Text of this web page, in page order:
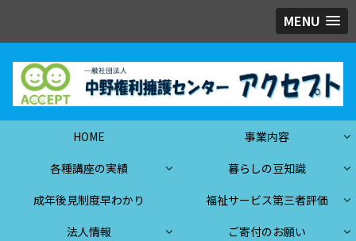
MENU
HOME
事業内容
各種講座の実績
暮らしの豆知識
成年後見制度早わかり
福祉サービス第三者評価
法人情報
ご寄付のお願い